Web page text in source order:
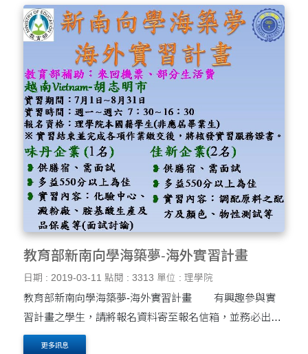
教育部新南向學海築夢-海外實習計畫
日期 : 2019-03-11 點閱 : 3313 單位 : 理學院
教育部新南向學海築夢-海外實習計畫 有興趣參與實
習計畫之學生，請將報名資料寄至報名信箱，並務必出席
第一階段理學院楊定亞院長面談。 一、報名資料：各學期
更多訊息